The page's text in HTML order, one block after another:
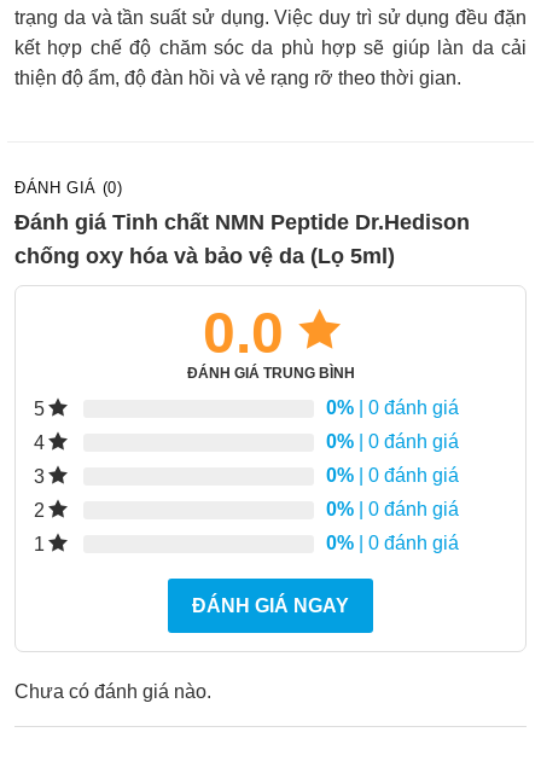
trạng da và tần suất sử dụng. Việc duy trì sử dụng đều đặn
kết hợp chế độ chăm sóc da phù hợp sẽ giúp làn da cải
thiện độ ẩm, độ đàn hồi và vẻ rạng rỡ theo thời gian.
ĐÁNH GIÁ (0)
Đánh giá Tinh chất NMN Peptide Dr.Hedison
chống oxy hóa và bảo vệ da (Lọ 5ml)
0.0
ĐÁNH GIÁ TRUNG BÌNH
5 0% | 0 đánh giá
4
0% | 0 đánh giá
3
0% | 0 đánh giá
2
0% | 0 đánh giá
1
0% | 0 đánh giá
ĐÁNH GIÁ NGAY
Chưa có đánh giá nào.